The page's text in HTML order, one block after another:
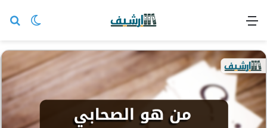
الوضع القائمة